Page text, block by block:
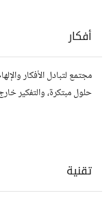
أفكار
مجتمع لتبادل الأفكار
حلول مبتكرة، والتفكير
تقنية